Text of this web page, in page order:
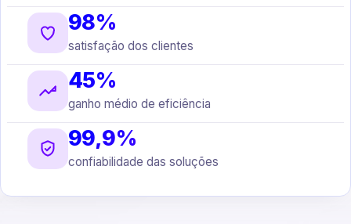
98%
satisfação dos clientes
45%
ganho médio de eficiência
99,9%
confiabilidade das soluções